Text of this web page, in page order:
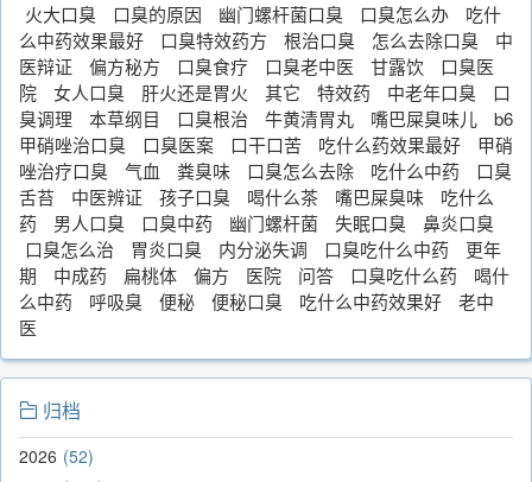
火大口臭 口臭的原因 幽门螺杆菌口臭 口臭怎么办
吃什
么中药效果最好
口臭特效药方 根治口臭 怎么去除口臭
中
医辩证
偏方秘方 口臭食疗 口臭老中医 甘露饮
口臭医
院
女人口臭 肝火还是胃火 其它 特效药 中老年口臭
口
臭调理
本草纲目 口臭根治 牛黄清胃丸 嘴巴屎臭味儿
b6
甲硝唑治口臭
口臭医案 口干口苦 吃什么药效果最好
甲硝
唑治疗口臭
气血 粪臭味 口臭怎么去除 吃什么中药
口臭
舌苔
中医辨证 孩子口臭 喝什么茶 嘴巴屎臭味
吃什么
药
男人口臭 口臭中药 幽门螺杆菌 失眠口臭
鼻炎口臭
口臭怎么治
胃炎口臭 内分泌失调 口臭吃什么中药
更年
期
中成药 扁桃体 偏方 医院 问答 口臭吃什么药
喝什
么中药
呼吸臭 便秘 便秘口臭 吃什么中药效果好
老中
医
归档
2026 52